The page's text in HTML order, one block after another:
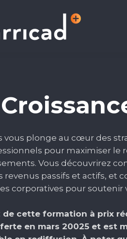
vous plonge au cœur des
pour maximiser le
Vous découvrirez
revenus passifs et actifs, et
corporatives pour soutenir
de cette formation à prix
en mars 20025 et est